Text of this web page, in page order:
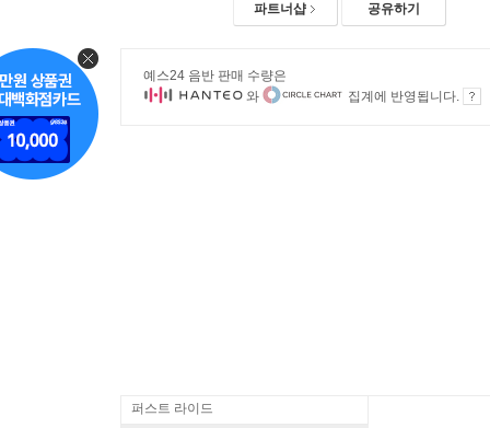
파트너샵 공유하기
예스24 음반 판매 수량은
와
집계에 반영됩니다.
퍼스트 라이드